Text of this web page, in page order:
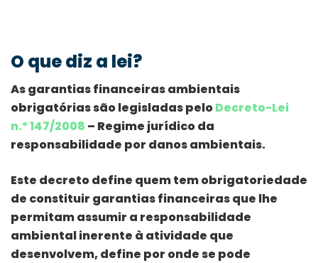
O que diz a lei?
As garantias financeiras ambientais
obrigatórias são legisladas peloDecreto-Lei
n.º 147/2008 – Regime jurídico da
responsabilidade por danos ambientais.
Este decreto define quem tem obrigatoriedade
de constituir garantias financeiras que lhe
permitam assumir a responsabilidade
ambiental inerente à atividade que
desenvolvem, define por onde se pode